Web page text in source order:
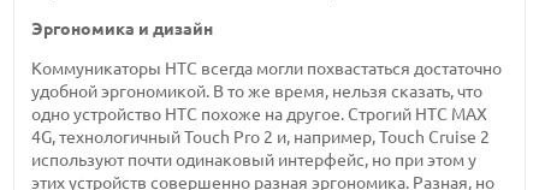
Эргономика и дизайн
Коммуникаторы HTC всегда могли похвастаться достаточно
удобной эргономикой. В то же время, нельзя сказать, что
одно устройство HTC похоже на другое. Строгий HTC MAX
4G, технологичный Touch Pro 2 и, например, Touch Cruise 2
используют почти одинаковый интерфейс, но при этом у
этих устройств совершенно разная эргономика. Разная, но